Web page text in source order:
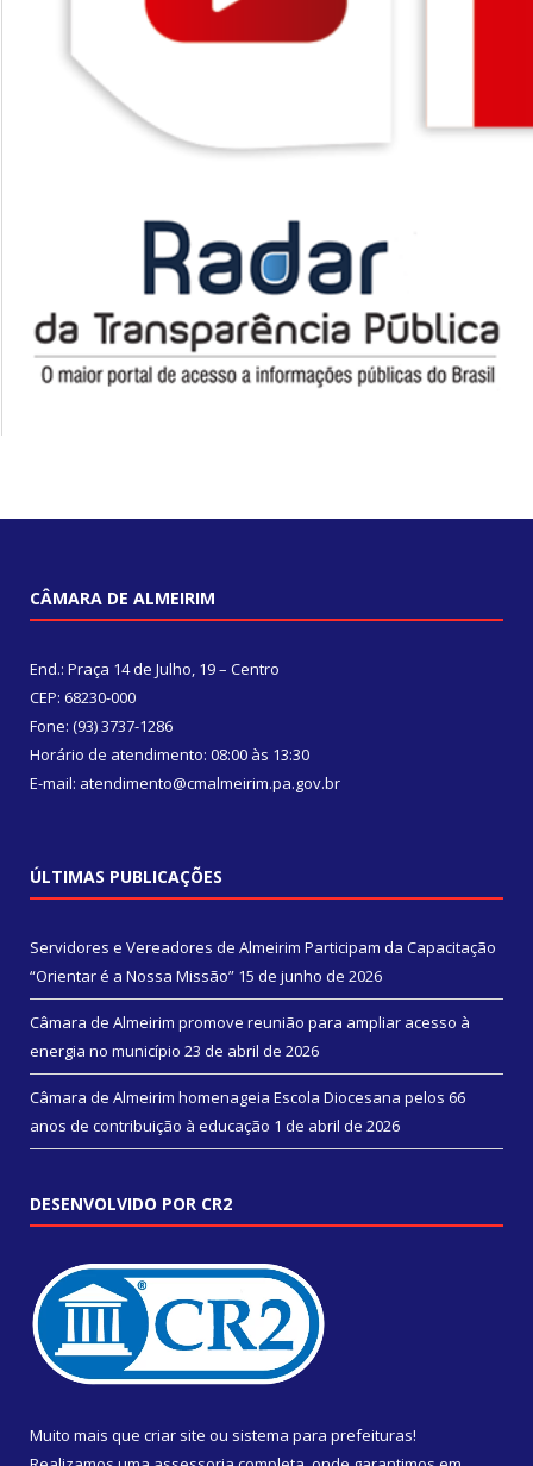
CÂMARA DE ALMEIRIM
End.: Praça 14 de Julho, 19 – Centro
CEP: 68230-000
Fone: (93) 3737-1286
Horário de atendimento: 08:00 às 13:30
E-mail: atendimento@cmalmeirim.pa.gov.br
ÚLTIMAS PUBLICAÇÕES
Servidores e Vereadores de Almeirim Participam da Capacitação
“Orientar é a Nossa Missão” 15 de junho de 2026
Câmara de Almeirim promove reunião para ampliar acesso à
energia no município 23 de abril de 2026
Câmara de Almeirim homenageia Escola Diocesana pelos 66
anos de contribuição à educação 1 de abril de 2026
DESENVOLVIDO POR CR2
Muito mais que criar site ou sistema para prefeituras!